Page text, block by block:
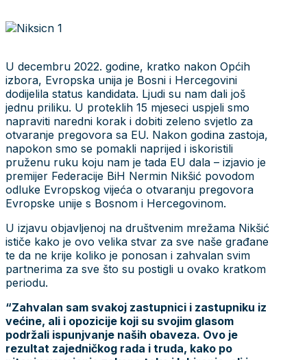
U decembru 2022. godine, kratko nakon Općih
izbora, Evropska unija je Bosni i Hercegovini
dodijelila status kandidata. Ljudi su nam dali još
jednu priliku. U proteklih 15 mjeseci uspjeli smo
napraviti naredni korak i dobiti zeleno svjetlo za
otvaranje pregovora sa EU. Nakon godina zastoja,
napokon smo se pomakli naprijed i iskoristili
pruženu ruku koju nam je tada EU dala – izjavio je
premijer Federacije BiH Nermin Nikšić povodom
odluke Evropskog vijeća o otvaranju pregovora
Evropske unije s Bosnom i Hercegovinom.
U izjavu objavljenoj na društvenim mrežama Nikšić
ističe kako je ovo velika stvar za sve naše građane
te da ne krije koliko je ponosan i zahvalan svim
partnerima za sve što su postigli u ovako kratkom
periodu.
“Zahvalan sam svakoj zastupnici i zastupniku iz
većine, ali i opozicije koji su svojim glasom
podržali ispunjvanje naših obaveza. Ovo je
rezultat zajedničkog rada i truda, kako po